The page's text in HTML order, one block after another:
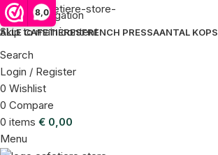
8,0
Skip to navigation
Skip to main content
ALLE CAFETIÈRESFRENCH PRESSAANTAL KOPS
Search
Login / Register
0 Wishlist
0 Compare
0 items € 0,00
Menu